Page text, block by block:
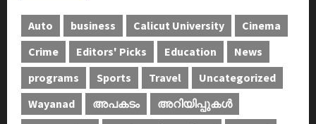
Auto business Calicut University
Cinema
Crime
Editors' Picks Education
News
programs
Sports Travel
Uncategorized
Wayanad
അപകടം
അറിയിപ്പുകള്‍